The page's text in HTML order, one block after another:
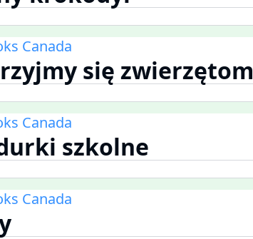
Canada
się zwierzętom
Canada
szkolne
Canada